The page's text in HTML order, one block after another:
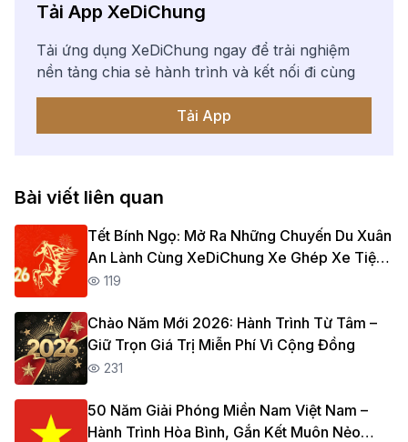
Tải App XeDiChung
Tải ứng dụng XeDiChung ngay để trải nghiệm
nền tảng chia sẻ hành trình và kết nối đi cùng
Tải App
Bài viết liên quan
Tết Bính Ngọ: Mở Ra Những Chuyến Du Xuân
An Lành Cùng XeDiChung Xe Ghép Xe Tiện
Chuyến
119
Chào Năm Mới 2026: Hành Trình Từ Tâm –
Giữ Trọn Giá Trị Miễn Phí Vì Cộng Đồng
231
50 Năm Giải Phóng Miền Nam Việt Nam –
Hành Trình Hòa Bình, Gắn Kết Muôn Nẻo